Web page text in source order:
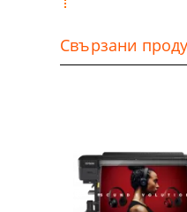
Свързани